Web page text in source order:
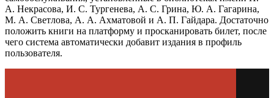
А. Некрасова, И. С. Тургенева, А. С. Грина, Ю. А. Гагарина,
М. А. Светлова, А. А. Ахматовой и А. П. Гайдара. Достаточно
положить книги на платформу и просканировать билет, после
чего система автоматически добавит издания в профиль
пользователя.